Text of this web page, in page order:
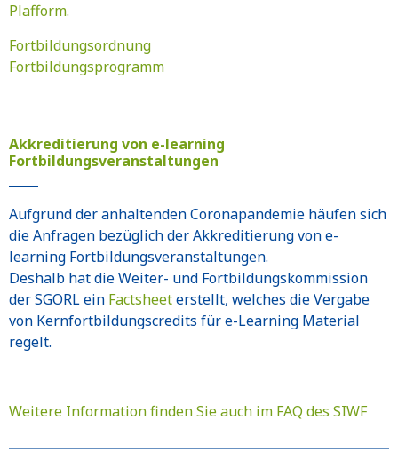
Plafform.
Fortbildungsordnung
Fortbildungsprogramm
Akkreditierung von e-learning
Fortbildungsveranstaltungen
Aufgrund der anhaltenden Coronapandemie häufen sich
die Anfragen bezüglich der Akkreditierung von e-
learning Fortbildungsveranstaltungen.
Deshalb hat die Weiter- und Fortbildungskommission
der SGORL ein Factsheeterstellt, welches die Vergabe
von Kernfortbildungscredits für e-Learning Material
regelt.
Weitere Information finden Sie auch im FAQ des SIWF